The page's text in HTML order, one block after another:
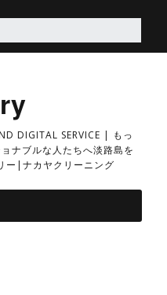
DIGITAL SERVICE | もっ
ナブルな人たちへ淡路島を
ー|ナカヤクリーニング